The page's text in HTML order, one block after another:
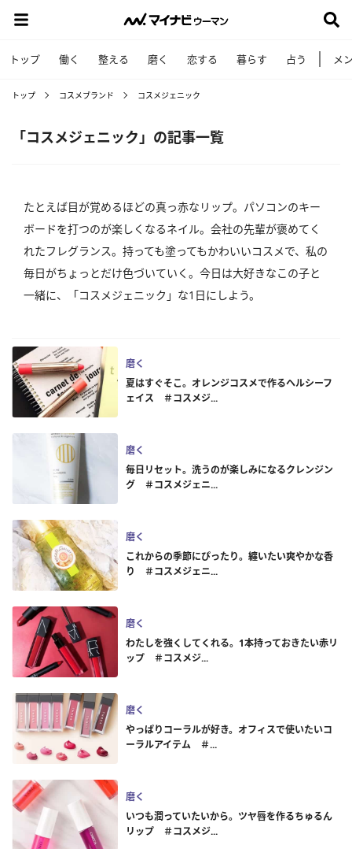
トップ 働く 整える 磨く 恋する 暮らす 占う メ
トップ コスメブランド コスメジェニック
「コスメジェニック」の記事一覧
たとえば目が覚めるほどの真っ赤なリップ。パソコンのキー
ボードを打つのが楽しくなるネイル。会社の先輩が褒めてく
れたフレグランス。持っても塗ってもかわいいコスメで、私の
毎日がちょっとだけ色づいていく。今日は大好きなこの子と
一緒に、「コスメジェニック」な1日にしよう。
磨く
夏はすぐそこ。オレンジコスメで作るヘルシーフ
ェイス ＃コスメジ...
磨く
毎日リセット。洗うのが楽しみになるクレンジン
グ ＃コスメジェニ...
磨く
これからの季節にぴったり。纏いたい爽やかな香
り ＃コスメジェニ...
磨く
わたしを強くしてくれる。1本持っておきたい赤リ
ップ ＃コスメジ...
磨く
やっぱりコーラルが好き。オフィスで使いたいコ
ーラルアイテム ＃...
磨く
いつも潤っていたいから。ツヤ唇を作るちゅるん
リップ ＃コスメジ...